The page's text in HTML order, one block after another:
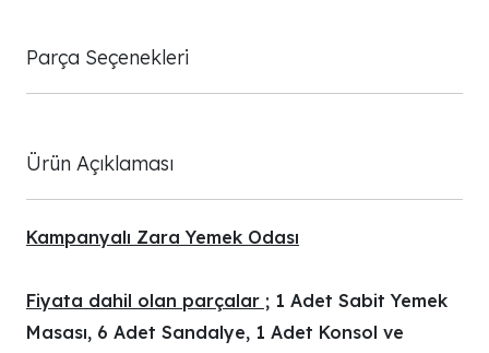
Parça Seçenekleri
Ürün Açıklaması
Kampanyalı Zara Yemek Odası
Fiyata dahil olan parçalar ; 1 Adet Sabit Yemek
Masası, 6 Adet Sandalye, 1 Adet Konsol ve